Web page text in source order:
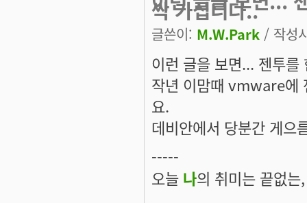
싹 가십니다..
글쓴이: M.W.Park / 작성
이런 글을 보면... 젠투
작년 이맘때 vmware에
요.
데비안에서 당분간 게으
-----
오늘 나의 취미는 끝없